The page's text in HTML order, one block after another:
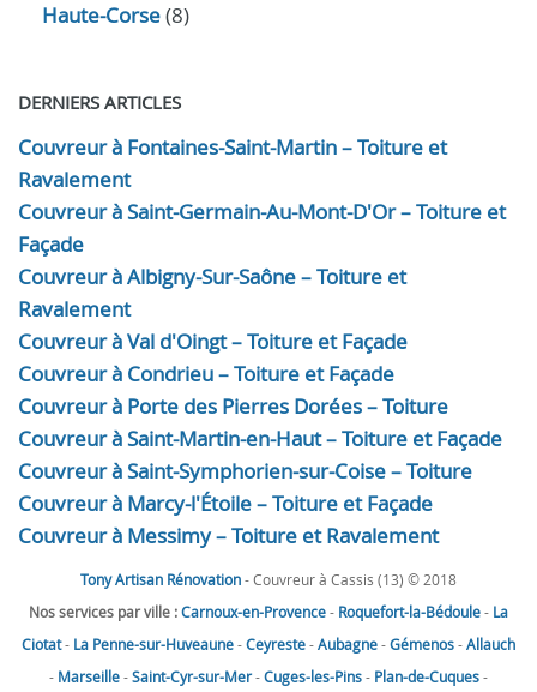
Haute-Corse(8)
DERNIERS ARTICLES
Couvreur à Fontaines-Saint-Martin – Toiture et
Ravalement
Couvreur à Saint-Germain-Au-Mont-D'Or – Toiture et
Façade
Couvreur à Albigny-Sur-Saône – Toiture et
Ravalement
Couvreur à Val d'Oingt – Toiture et Façade
Couvreur à Condrieu – Toiture et Façade
Couvreur à Porte des Pierres Dorées – Toiture
Couvreur à Saint-Martin-en-Haut – Toiture et Façade
Couvreur à Saint-Symphorien-sur-Coise – Toiture
Couvreur à Marcy-l'Étoile – Toiture et Façade
Couvreur à Messimy – Toiture et Ravalement
Tony Artisan Rénovation- Couvreur à Cassis (13) © 2018
Nos services par ville :Carnoux-en-Provence- Roquefort-la-Bédoule- La
Ciotat- La Penne-sur-Huveaune-Ceyreste-Aubagne-Gémenos-Allauch
- Marseille-Saint-Cyr-sur-Mer-Cuges-les-Pins- Plan-de-Cuques-